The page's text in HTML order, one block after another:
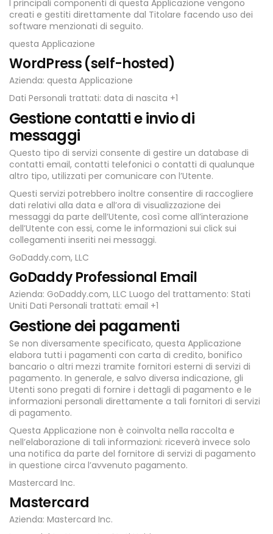
I principali componenti di questa Applicazione vengono
creati e gestiti direttamente dal Titolare facendo uso dei
software menzionati di seguito.
questa Applicazione
WordPress (self-hosted)
Azienda: questa Applicazione
Dati Personali trattati: data di nascita +1
Gestione contatti e invio di
messaggi
Questo tipo di servizi consente di gestire un database di
contatti email, contatti telefonici o contatti di qualunque
altro tipo, utilizzati per comunicare con l’Utente.
Questi servizi potrebbero inoltre consentire di raccogliere
dati relativi alla data e all’ora di visualizzazione dei
messaggi da parte dell’Utente, così come all’interazione
dell’Utente con essi, come le informazioni sui click sui
collegamenti inseriti nei messaggi.
GoDaddy.com, LLC
GoDaddy Professional Email
Azienda: GoDaddy.com, LLC Luogo del trattamento: Stati
Uniti Dati Personali trattati: email +1
Gestione dei pagamenti
Se non diversamente specificato, questa Applicazione
elabora tutti i pagamenti con carta di credito, bonifico
bancario o altri mezzi tramite fornitori esterni di servizi di
pagamento. In generale, e salvo diversa indicazione, gli
Utenti sono pregati di fornire i dettagli di pagamento e le
informazioni personali direttamente a tali fornitori di servizi
di pagamento.
Questa Applicazione non è coinvolta nella raccolta e
nell’elaborazione di tali informazioni: riceverà invece solo
una notifica da parte del fornitore di servizi di pagamento
in questione circa l’avvenuto pagamento.
Mastercard Inc.
Mastercard
Azienda: Mastercard Inc.